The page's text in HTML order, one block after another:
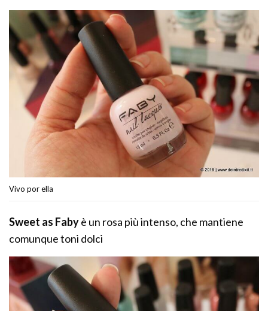
Vivo por ella
Sweet as Fabyè un rosa più intenso, che mantiene
comunque toni dolci